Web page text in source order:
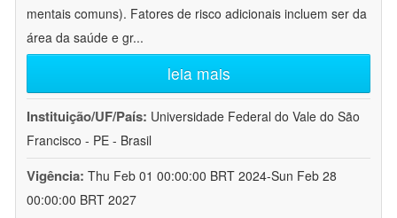
mentais comuns). Fatores de risco adicionais incluem ser da
área da saúde e gr...
leia mais
Instituição/UF/País: Universidade Federal do Vale do São
Francisco - PE - Brasil
Vigência: Thu Feb 01 00:00:00 BRT 2024-Sun Feb 28
00:00:00 BRT 2027